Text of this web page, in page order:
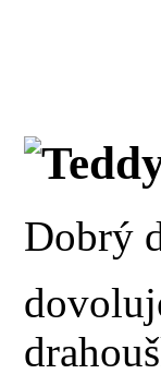
Dobrý